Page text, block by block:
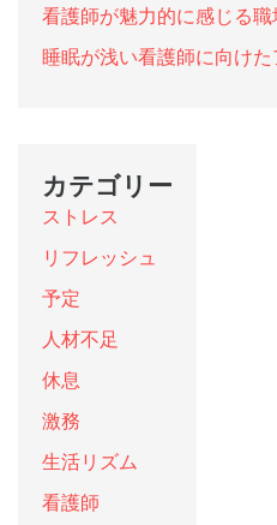
看護師が魅力的に感じる
睡眠が浅い看護師に向け
カテゴリー
ストレス
リフレッシュ
予定
人材不足
休息
激務
生活リズム
看護師